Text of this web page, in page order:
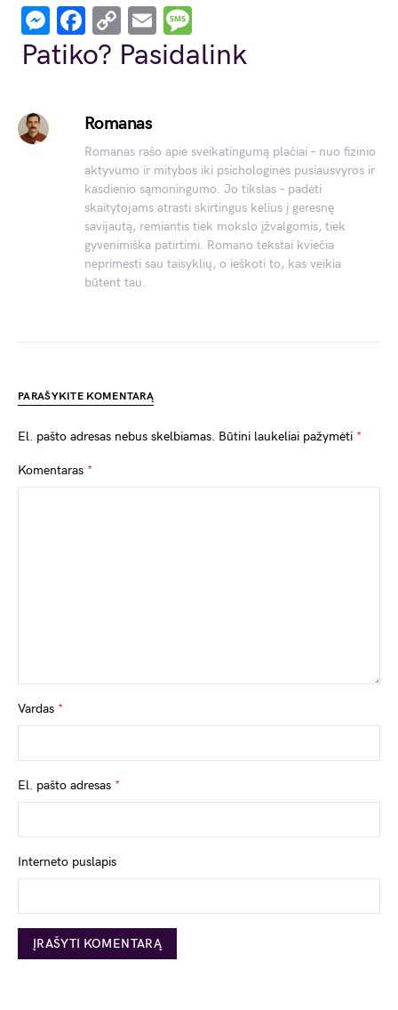
Messenger
Facebook
Copy
Link
Email
Patiko? Pasidalink
Romanas
Romanas rašo apie sveikatingumą plačiai – nuo fizinio
aktyvumo ir mitybos iki psichologinės pusiausvyros ir
kasdienio sąmoningumo. Jo tikslas – padėti
skaitytojams atrasti skirtingus kelius į geresnę
savijautą, remiantis tiek mokslo įžvalgomis, tiek
gyvenimiška patirtimi. Romano tekstai kviečia
neprimesti sau taisyklių, o ieškoti to, kas veikia
būtent tau.
PARAŠYKITE KOMENTARĄ
El. pašto adresas nebus skelbiamas. Būtini laukeliai pažymėti *
Komentaras *
Vardas *
El. pašto adresas *
Interneto puslapis